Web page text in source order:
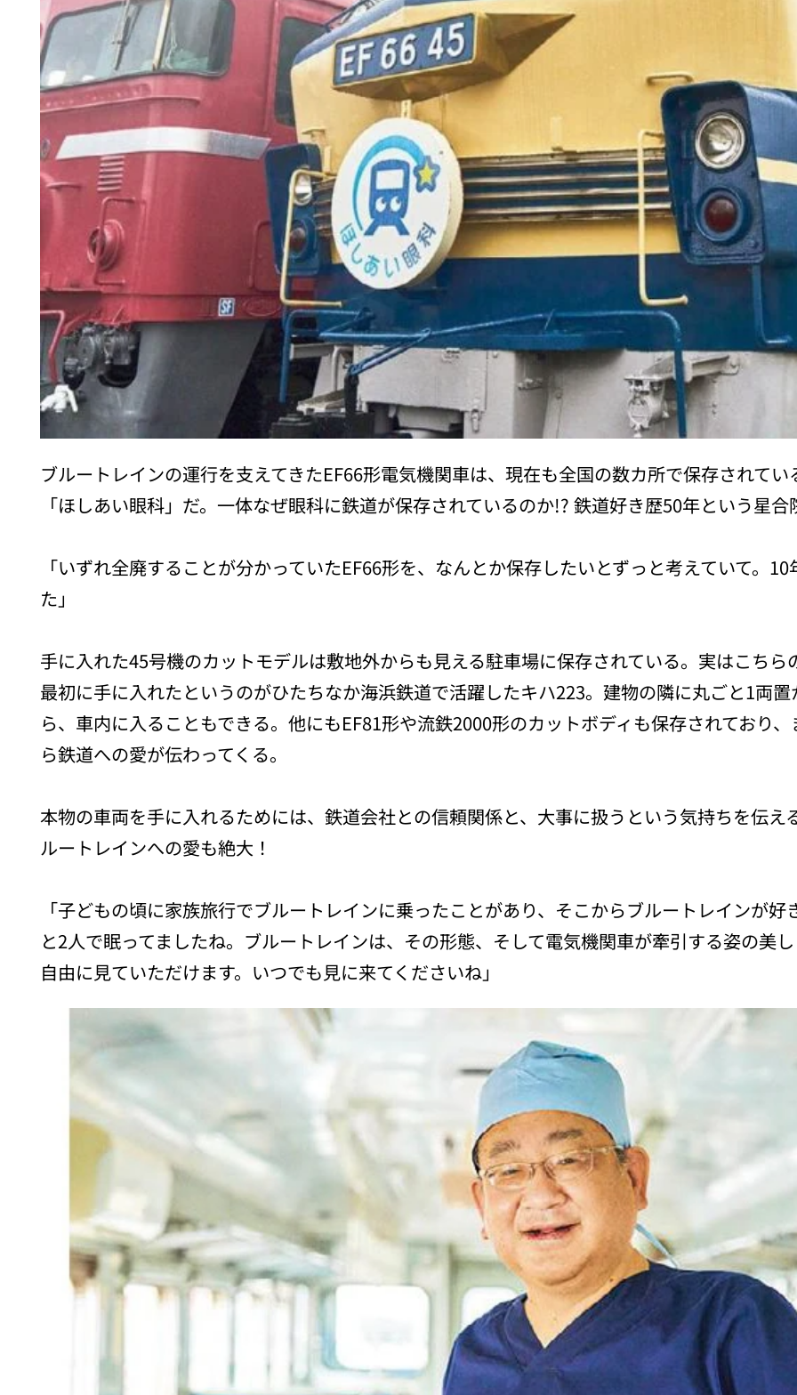
ブルートレインの運行を支えてきたEF66形電気機関車は、現在も全国の数カ所で保存されて
「ほしあい眼科」だ。一体なぜ眼科に鉄道が保存されているのか!? 鉄道好き歴50年という星
「いずれ全廃することが分かっていたEF66形を、なんとか保存したいとずっと考えていて。
た」
手に入れた45号機のカットモデルは敷地外からも見える駐車場に保存されている。実はこち
最初に手に入れたというのがひたちなか海浜鉄道で活躍したキハ223。建物の隣に丸ごと1両
ら、車内に入ることもできる。他にもEF81形や流鉄2000形のカットボディも保存されており
ら鉄道への愛が伝わってくる。
本物の車両を手に入れるためには、鉄道会社との信頼関係と、大事に扱うという気持ちを伝
ルートレインへの愛も絶大！
「子どもの頃に家族旅行でブルートレインに乗ったことがあり、そこからブルートレインが
と2人で眠ってましたね。ブルートレインは、その形態、そして電気機関車が牽引する姿の美
自由に見ていただけます。いつでも見に来てくださいね」